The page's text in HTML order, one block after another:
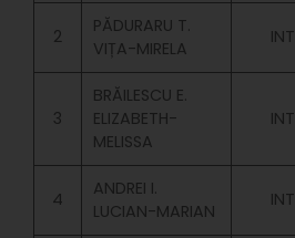
2
PĂDURARU T.
VIȚA-MIRELA
INT
3
BRĂILESCU E.
ELIZABETH-
MELISSA
INT
4
ANDREI I.
LUCIAN-MARIAN
INT